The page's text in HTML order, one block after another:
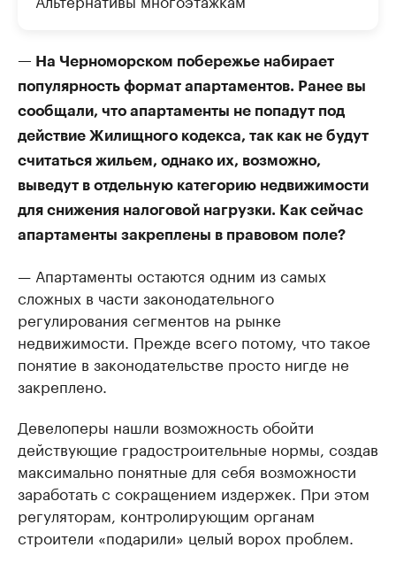
— На Черноморском побережье набирает
популярность формат апартаментов. Ранее вы
сообщали, что апартаменты не попадут под
действие Жилищного кодекса, так как не будут
считаться жильем, однако их, возможно,
выведут в отдельную категорию недвижимости
для снижения налоговой нагрузки. Как сейчас
апартаменты закреплены в правовом поле?
— Апартаменты остаются одним из самых
сложных в части законодательного
регулирования сегментов на рынке
недвижимости. Прежде всего потому, что такое
понятие в законодательстве просто нигде не
закреплено.
Девелоперы нашли возможность обойти
действующие градостроительные нормы, создав
максимально понятные для себя возможности
заработать с сокращением издержек. При этом
регуляторам, контролирующим органам
строители «подарили» целый ворох проблем.